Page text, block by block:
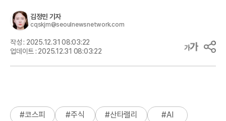
김정민 기자
cqskjm@seoulnewsnetwork.com
작성 : 2025.12.31 08:03:22
업데이트 : 2025.12.31 08:03:22
#코스피 #주식 #산타랠리 #AI